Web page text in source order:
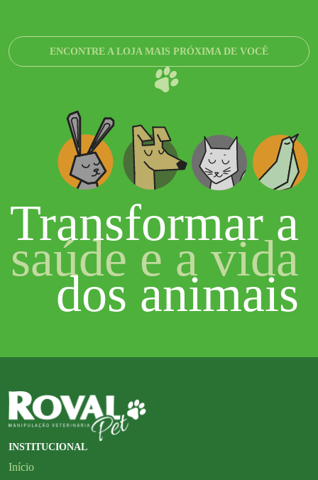
ENCONTRE A LOJA MAIS PRÓXIMA DE VOCÊ
Transformar a
saúde e a vida
dos animais
INSTITUCIONAL
Início